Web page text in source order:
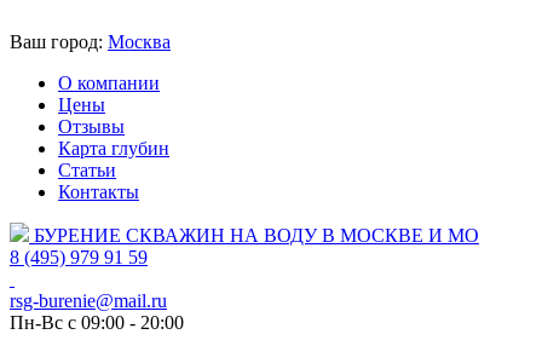
Ваш город: Москва
О компании
Цены
Отзывы
Карта глубин
Статьи
Контакты
БУРЕНИЕ СКВАЖИН НА ВОДУ В МОСКВЕ И МО
8 (495) 979 91 59
rsg-burenie@mail.ru
Пн-Вс с 09:00 - 20:00